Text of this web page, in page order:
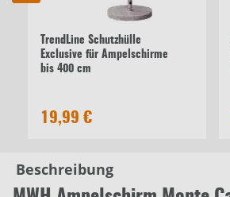
TrendLine Schutzhülle
Exclusive für Ampelschirme
bis 400 cm
19,99 €
Beschreibung